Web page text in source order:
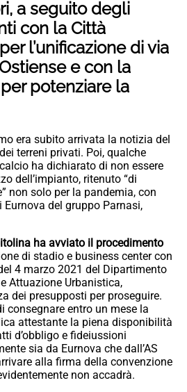
a seguito degli
con la Città
l’unificazione di via
e con la
potenziare la
era subito arrivata la notizia del
terreni privati. Poi, qualche
ha dichiarato di non essere
dell’impianto, ritenuto “di
non solo per la pandemia, con
del gruppo Parnasi,
ha avviato il procedimento
di stadio e business center con
4 marzo 2021 del Dipartimento
Attuazione Urbanistica,
dei presupposti per proseguire.
consegnare entro un mese la
attestante la piena disponibilità
d’obbligo e fideiussioni
sia da Eurnova che dall’AS
alla firma della convenzione
non accadrà.